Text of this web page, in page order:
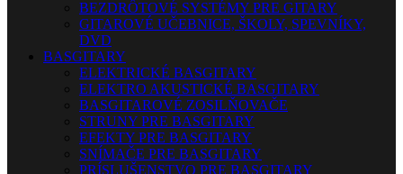
BEZDRÔTOVÉ SYSTÉMY PRE GITARY
GITAROVÉ UČEBNICE, ŠKOLY, SPEVNÍKY,
DVD
BASGITARY
ELEKTRICKÉ BASGITARY
ELEKTRO AKUSTICKÉ BASGITARY
BASGITAROVÉ ZOSILŇOVAČE
STRUNY PRE BASGITARY
EFEKTY PRE BASGITARY
SNÍMAČE PRE BASGITARY
PRÍSLUŠENSTVO PRE BASGITARY